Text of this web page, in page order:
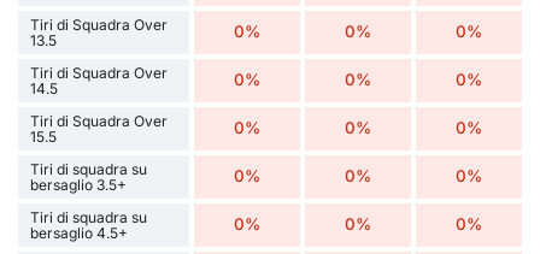
Tiri di Squadra Over
13.5
0% 0% 0%
Tiri di Squadra Over
14.5
0% 0% 0%
Tiri di Squadra Over
15.5
0% 0% 0%
Tiri di squadra su
bersaglio 3.5+
0% 0% 0%
Tiri di squadra su
bersaglio 4.5+
0% 0% 0%